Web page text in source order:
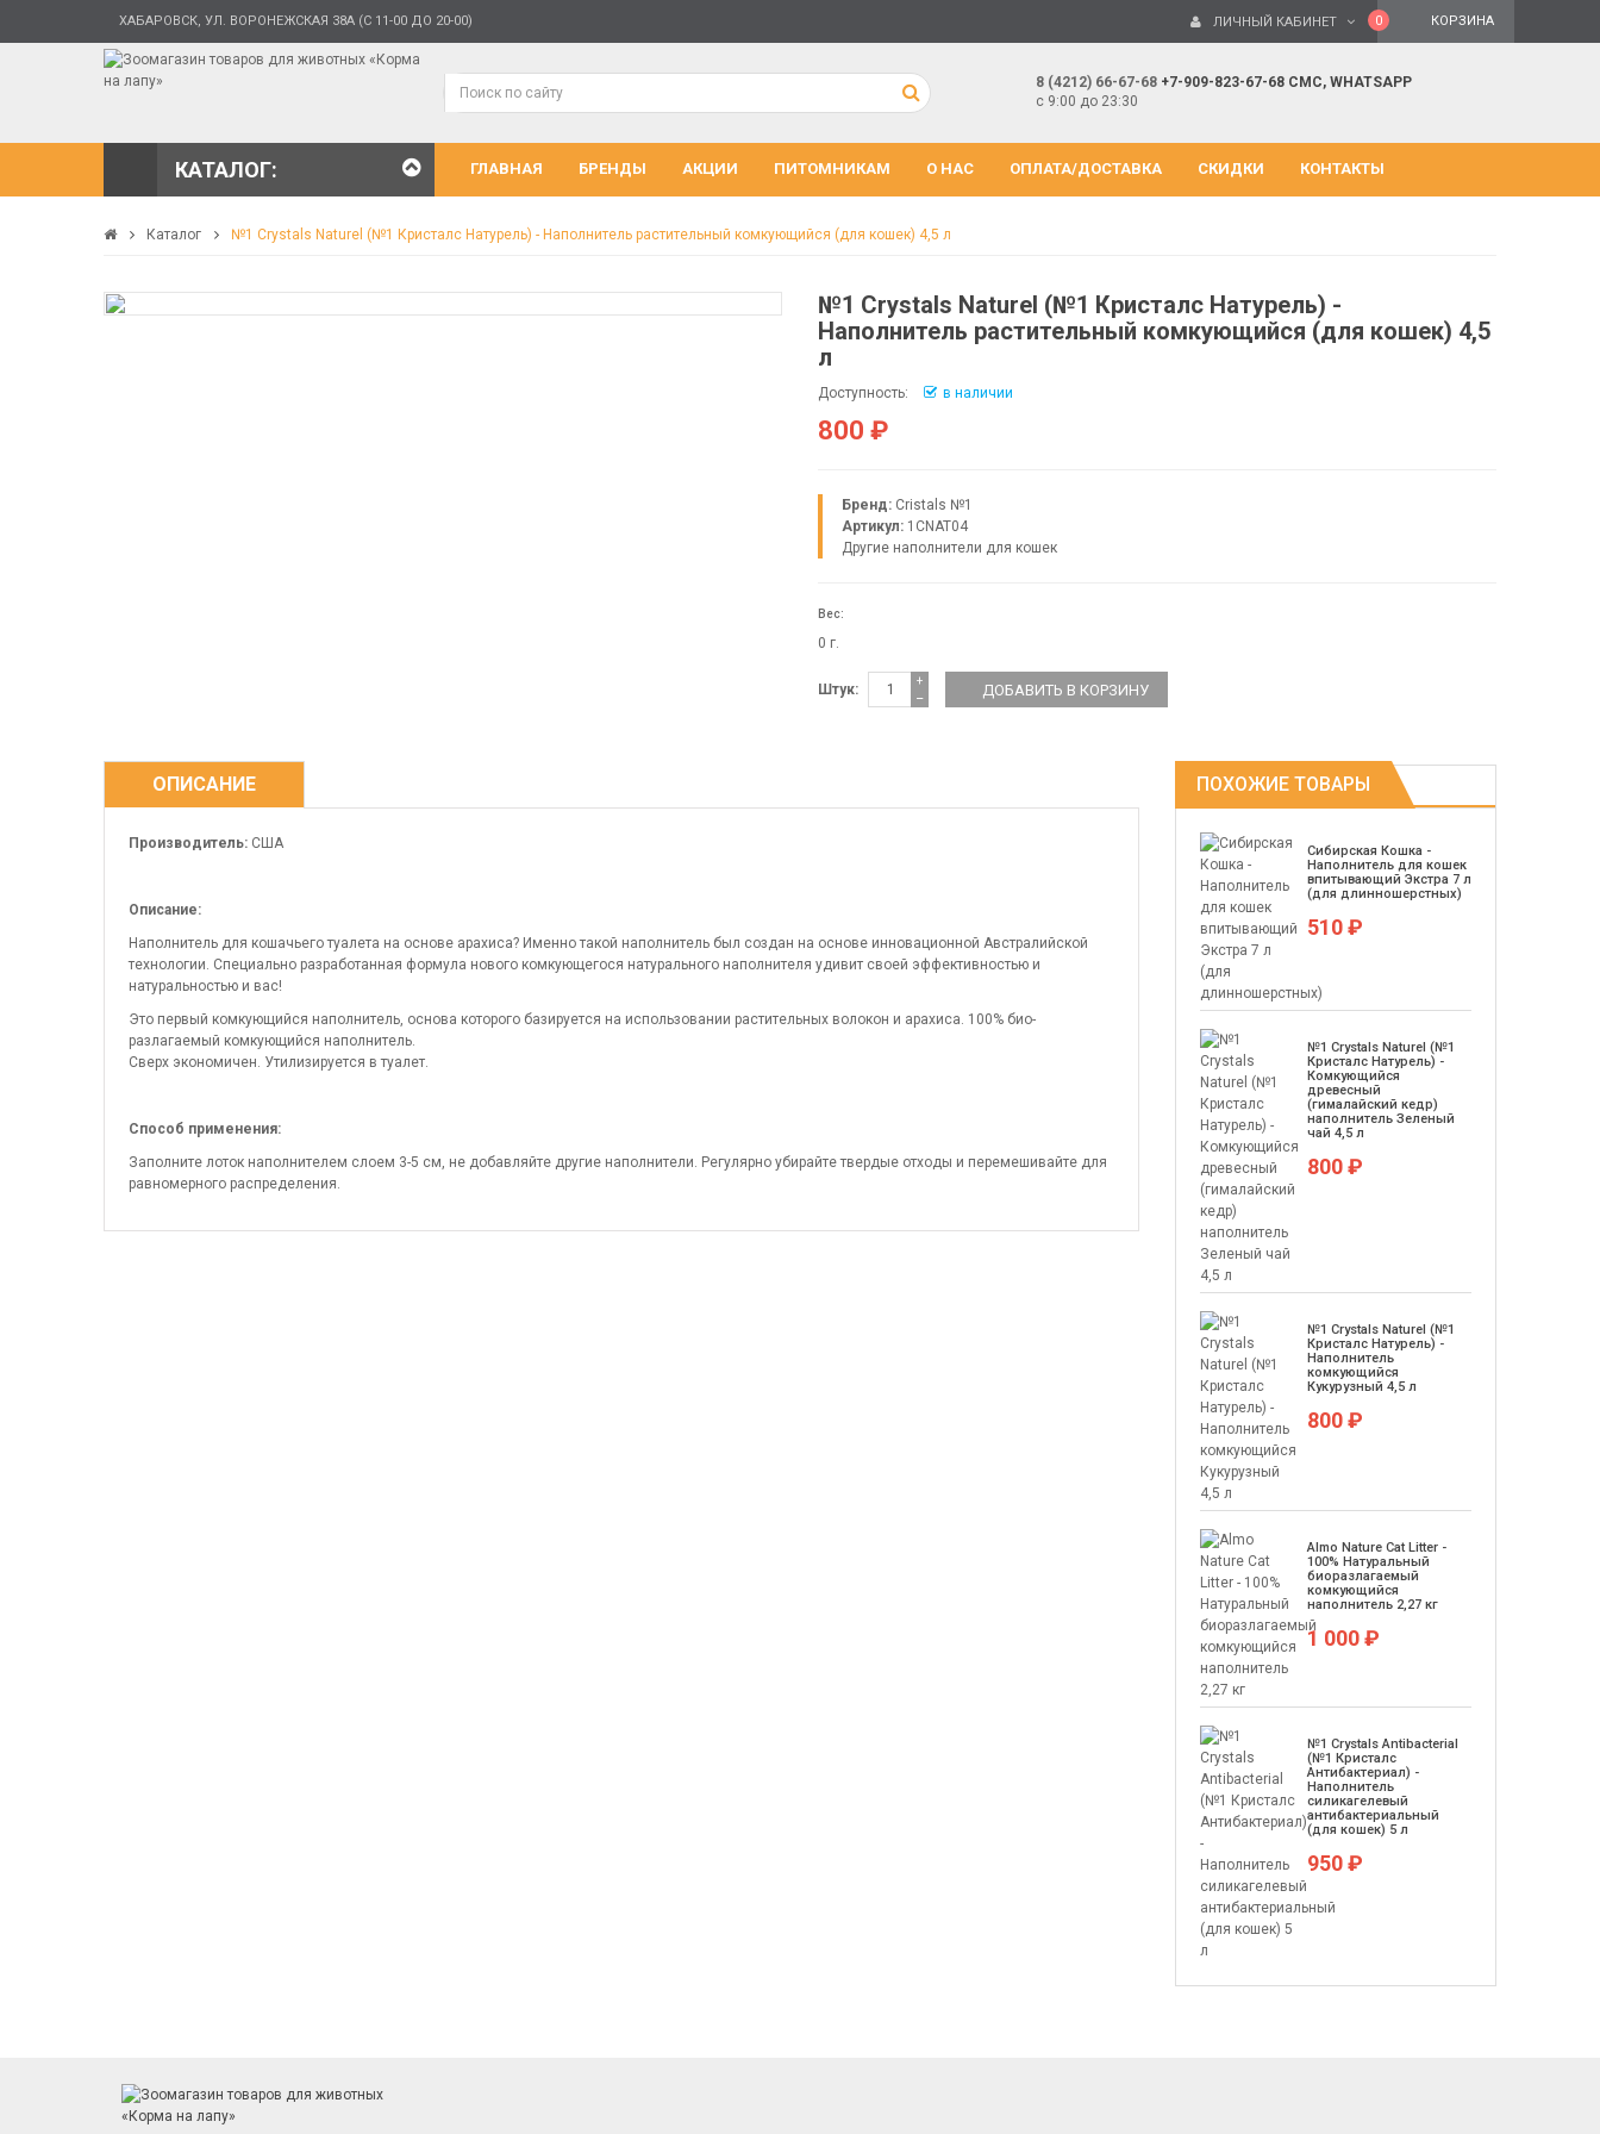
ХАБАРОВСК, УЛ. ВОРОНЕЖСКАЯ 38А (С 11-00 ДО 20-00) КОРЗИНА
0
ЛИЧНЫЙ КАБИНЕТ
8 (4212) 66-67-68 +7-909-823-67-68 СМС, WHATSAPP
с 9:00 до 23:30
КАТАЛОГ: ГЛАВНАЯ БРЕНДЫ АКЦИИ ПИТОМНИКАМ О НАС ОПЛАТА/ДОСТАВКА СКИДКИ КОНТАКТЫ
Каталог №1 Crystals Naturel (№1 Кристалс Натурель) - Наполнитель растительный комкующийся (для кошек) 4,5 л
№1 Crystals Naturel (№1 Кристалс Натурель) -
Наполнитель растительный комкующийся (для кошек) 4,5
л
Доступность: в наличии
800 ₽
Бренд: Cristals №1
Артикул: 1CNAT04
Другие наполнители для кошек
Вес:
0 г.
Штук: −
+
ОПИСАНИЕ
Производитель: США
Описание:
Наполнитель для кошачьего туалета на основе арахиса? Именно такой наполнитель был создан на основе инновационной Австралийской
технологии. Специально разработанная формула нового комкующегося натурального наполнителя удивит своей эффективностью и
натуральностью и вас!
Это первый комкующийся наполнитель, основа которого базируется на использовании растительных волокон и арахиса. 100% био-
разлагаемый комкующийся наполнитель.
Сверх экономичен. Утилизируется в туалет.
Способ применения:
Заполните лоток наполнителем слоем 3-5 см, не добавляйте другие наполнители. Регулярно убирайте твердые отходы и перемешивайте для
равномерного распределения.
ПОХОЖИЕ ТОВАРЫ
Сибирская Кошка -
Наполнитель для кошек
впитывающий Экстра 7 л
(для длинношерстных)
510 ₽
№1 Crystals Naturel (№1
Кристалс Натурель) -
Комкующийся
древесный
(гималайский кедр)
наполнитель Зеленый
чай 4,5 л
800 ₽
№1 Crystals Naturel (№1
Кристалс Натурель) -
Наполнитель
комкующийся
Кукурузный 4,5 л
800 ₽
Almo Nature Cat Litter -
100% Натуральный
биоразлагаемый
комкующийся
наполнитель 2,27 кг
1 000 ₽
№1 Crystals Antibacterial
(№1 Кристалс
Антибактериал) -
Наполнитель
силикагелевый
антибактериальный
(для кошек) 5 л
950 ₽